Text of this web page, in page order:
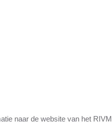
naar de website van het RIVM